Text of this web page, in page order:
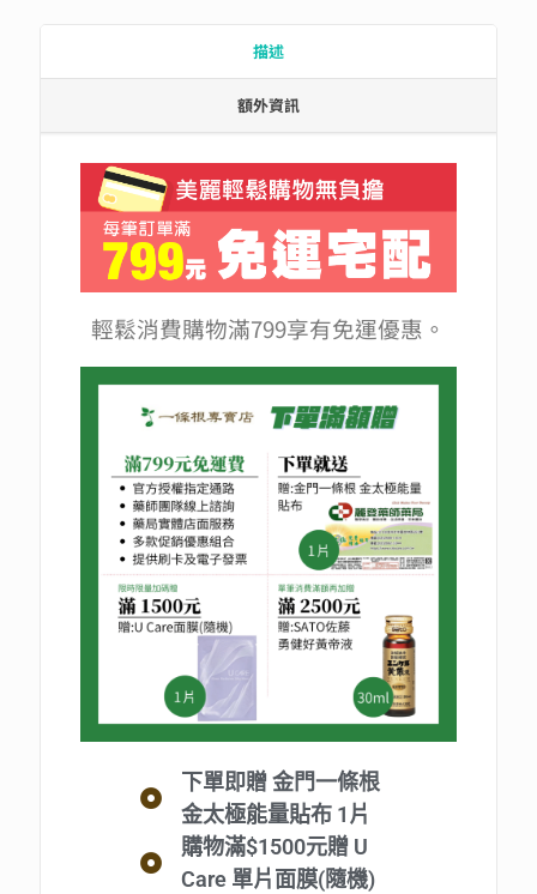
描述
額外資訊
輕鬆消費購物滿799享有免運優惠。
下單即贈 金門一條根
金太極能量貼布 1片
購物滿$1500元贈 U
Care 單片面膜(隨機)